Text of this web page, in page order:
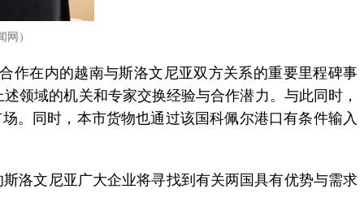
）
作在内的越南与斯洛文尼亚双方关系的重要里程碑事
领域的机关和专家交换经验与合作潜力。与此同时，
。同时，本市货物也通过该国科佩尔港口有条件输入
洛文尼亚广大企业将寻找到有关两国具有优势与需求